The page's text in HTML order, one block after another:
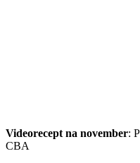
Videorecept na november:
CBA